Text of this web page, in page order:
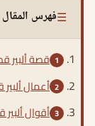
☰فهرس المقال
قصة ألبير
أعمال
أقوال